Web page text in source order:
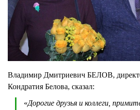
Владимир Дмитриевич БЕЛОВ,
Кондратия Белова, сказал:
«Дорогие друзья и коллеги,